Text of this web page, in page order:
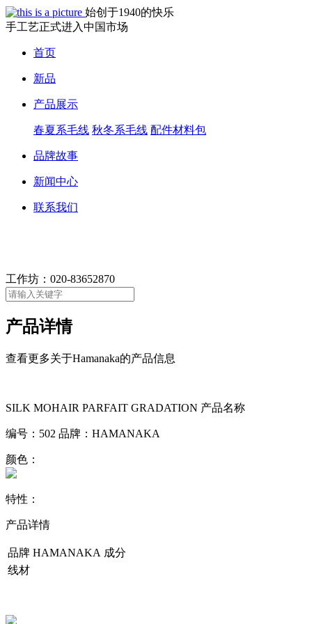
始创于1940的快乐
手工艺正式进入中国市场
首页
新品
产品展示
春夏系毛线 秋冬系毛线 配件材料包
品牌故事
新闻中心
联系我们
工作坊： 020-83652870
产品详情
查看更多关于Hamanaka的产品信息
SILK MOHAIR PARFAIT GRADATION 产品名称
编号： 502 品牌： HAMANAKA
颜色：
特性：
产品详情
品牌 HAMANAKA 成分
线材